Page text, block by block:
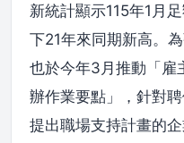
新統計顯示115年1月
下21年來同期新高。
也於今年3月推動「雇
辦作業要點」，針對
提出職場支持計畫的